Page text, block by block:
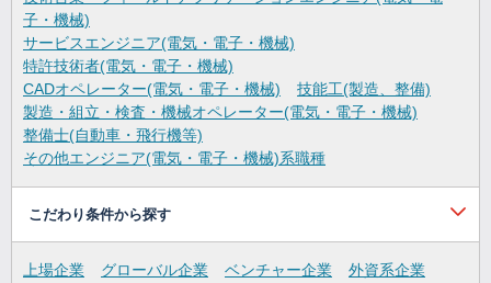
子・機械)
サービスエンジニア(電気・電子・機械)
特許技術者(電気・電子・機械)
CADオペレーター(電気・電子・機械)
技能工(製造、整備)
製造・組立・検査・機械オペレーター(電気・電子・機械)
整備士(自動車・飛行機等)
その他エンジニア(電気・電子・機械)系職種
こだわり条件から探す
上場企業 グローバル企業 ベンチャー企業
外資系企業